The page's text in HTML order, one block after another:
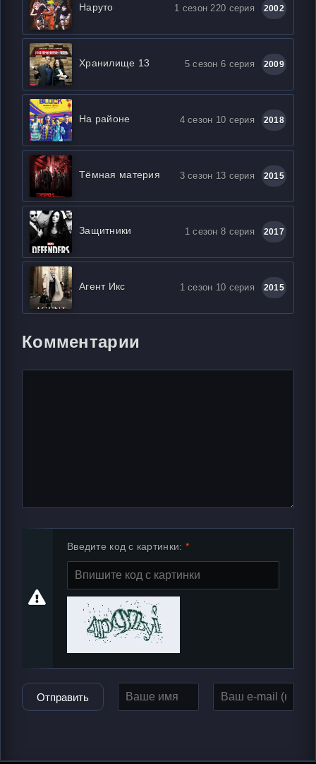
Наруто 1 сезон 220 серия 2002
Хранилище 13 5 сезон 6 серия 2009
На районе 4 сезон 10 серия 2018
Тёмная материя 3 сезон 13 серия 2015
Защитники 1 сезон 8 серия 2017
Агент Икс 1 сезон 10 серия 2015
Комментарии
Введите код с картинки:
Отправить